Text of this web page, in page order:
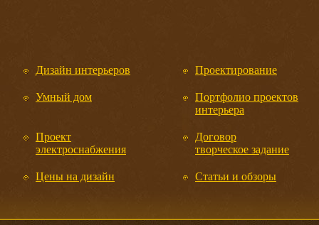
Дизайн интерьеров Проектирование
Умный дом
Портфолио проектов
интерьера
Проект
электроснабжения
Договор
творческое задание
Цены на дизайн Статьи и обзоры